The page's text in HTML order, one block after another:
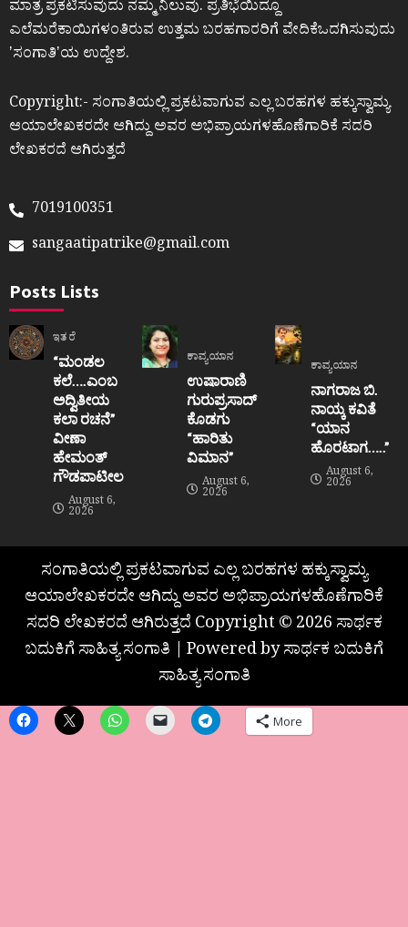
ಮಾತ್ರ ಪ್ರಕಟಿಸುವುದು ನಮ್ಮ ನಿಲುವು. ಪ್ರತಿಭೆಯಿದ್ದೂ
ಎಲೆಮರೆಕಾಯಿಗಳಂತಿರುವ ಉತ್ತಮ ಬರಹಗಾರರಿಗೆ ವೇದಿಕೆಒದಗಿಸುವುದು
ʼಸಂಗಾತಿʼಯ ಉದ್ದೇಶ.
Copyright:- ಸಂಗಾತಿಯಲ್ಲಿ ಪ್ರಕಟವಾಗುವ ಎಲ್ಲ ಬರಹಗಳ ಹಕ್ಕುಸ್ವಾಮ್ಯ
ಆಯಾಲೇಖಕರದೇ ಆಗಿದ್ದು ಅವರ ಅಭಿಪ್ರಾಯಗಳಹೊಣೆಗಾರಿಕೆ ಸದರಿ
ಲೇಖಕರದೆ ಆಗಿರುತ್ತದೆ
7019100351
sangaatipatrike@gmail.com
Posts Lists
ಇತರೆ
“ಮಂಡಲ
ಕಲೆ….ಎಂಬ
ಅದ್ವಿತೀಯ
ಕಲಾ ರಚನೆ”‌
ವೀಣಾ
ಹೇಮಂತ್‌
ಗೌಡಪಾಟೀಲ
August 6,
2026
ಕಾವ್ಯಯಾನ
ಉಷಾರಾಣಿ
ಗುರುಪ್ರಸಾದ್
ಕೊಡಗು
“ಹಾರಿತು
ವಿಮಾನ”
August 6,
2026
ಕಾವ್ಯಯಾನ
ನಾಗರಾಜ ಬಿ.
ನಾಯ್ಕ ಕವಿತೆ
“ಯಾನ
ಹೊರಟಾಗ…..”
August 6,
2026
ಸಂಗಾತಿಯಲ್ಲಿ ಪ್ರಕಟವಾಗುವ ಎಲ್ಲ ಬರಹಗಳ ಹಕ್ಕುಸ್ವಾಮ್ಯ
ಆಯಾಲೇಖಕರದೇ ಆಗಿದ್ದು ಅವರ ಅಭಿಪ್ರಾಯಗಳಹೊಣೆಗಾರಿಕೆ
ಸದರಿ ಲೇಖಕರದೆ ಆಗಿರುತ್ತದೆ Copyright © 2026 ಸಾರ್ಥಕ
ಬದುಕಿಗೆ ಸಾಹಿತ್ಯ ಸಂಗಾತಿ | Powered by ಸಾರ್ಥಕ ಬದುಕಿಗೆ
ಸಾಹಿತ್ಯ ಸಂಗಾತಿ
More